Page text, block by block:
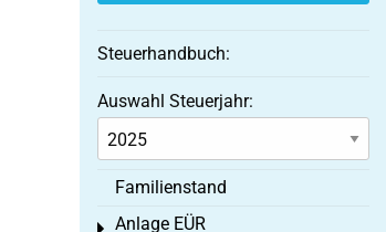
Steuerhandbuch:
Auswahl Steuerjahr:
Familienstand
Anlage EÜR